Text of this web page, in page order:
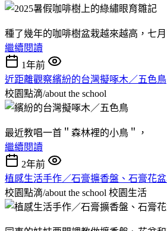
種了幾年的咖啡樹盆栽越來越高，七月
繼續閱讀
1年前
近距離觀察繽紛的台灣擬啄木／五色鳥
校園點滴/about the school
最近教唱一首＂森林裡的小鳥＂，
繼續閱讀
2年前
植感生活手作／石膏擴香盤、石膏花
校園點滴/about the school 校園生活